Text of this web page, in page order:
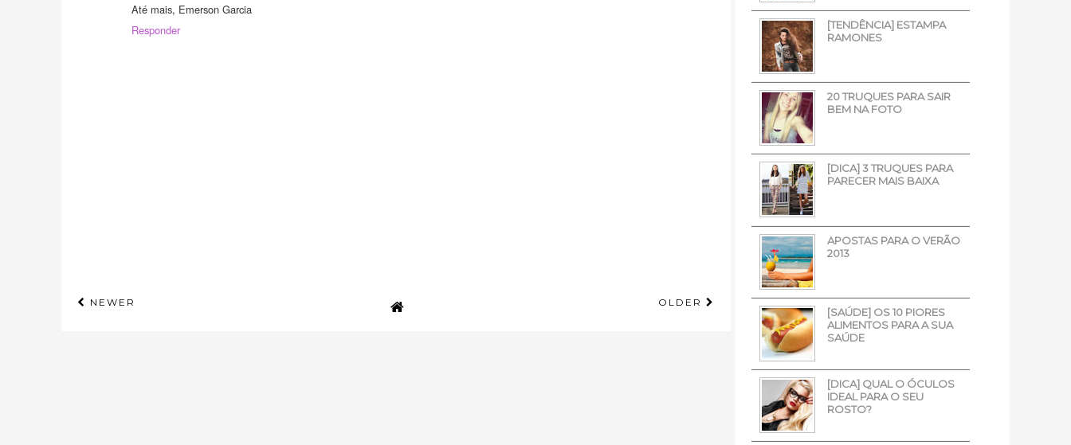
Até mais, Emerson Garcia
Responder
NEWER OLDER
[TENDÊNCIA] ESTAMPA
RAMONES
20 TRUQUES PARA SAIR
BEM NA FOTO
[DICA] 3 TRUQUES PARA
PARECER MAIS BAIXA
APOSTAS PARA O VERÃO
2013
[SAÚDE] OS 10 PIORES
ALIMENTOS PARA A SUA
SAÚDE
[DICA] QUAL O ÓCULOS
IDEAL PARA O SEU
ROSTO?